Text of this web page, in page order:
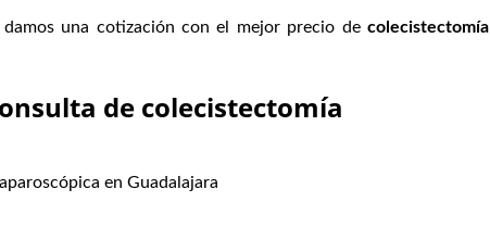
una cotización con el mejor precio decolecistectomía
de colecistectomía
en Guadalajara